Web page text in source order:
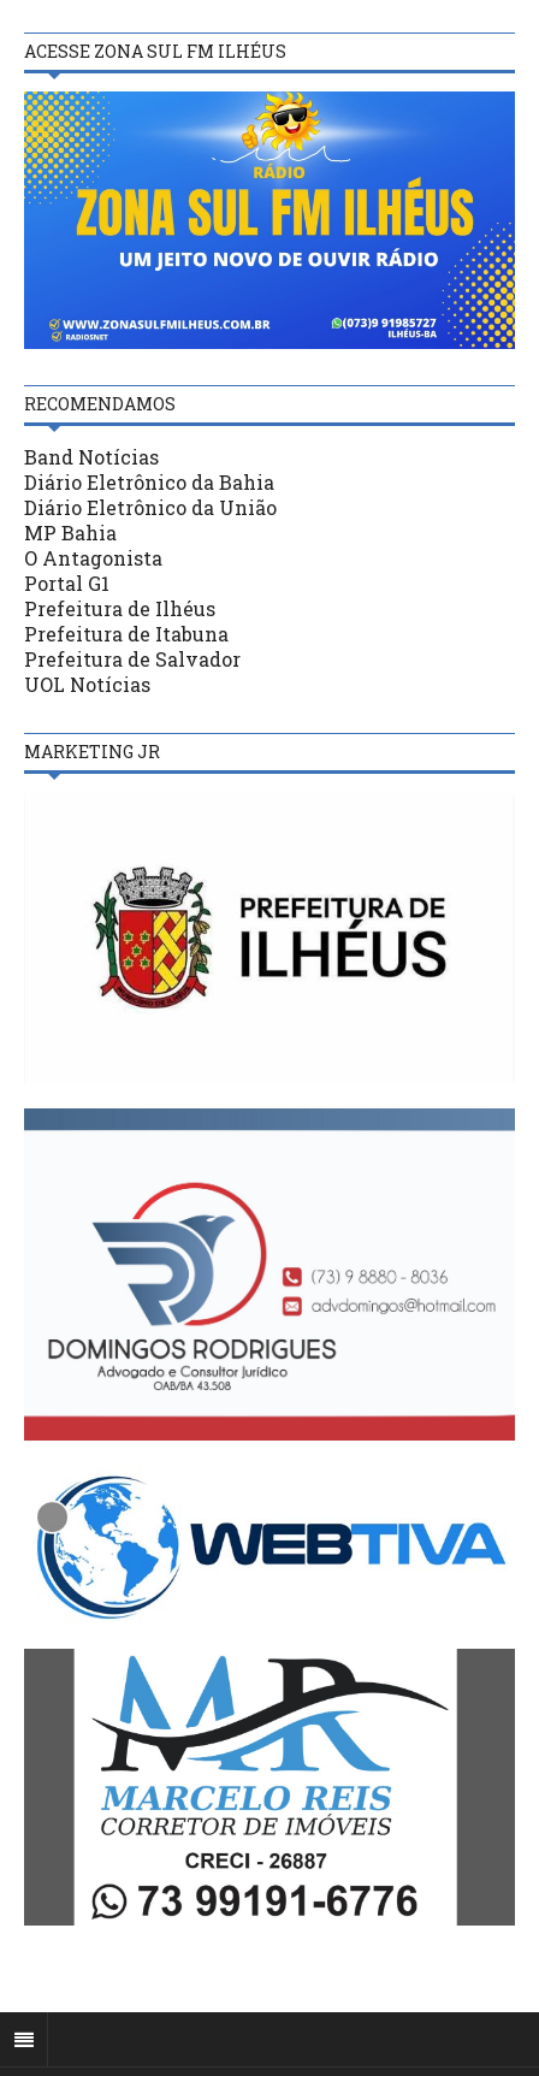
ACESSE ZONA SUL FM ILHÉUS
RECOMENDAMOS
Band Notícias
Diário Eletrônico da Bahia
Diário Eletrônico da União
MP Bahia
O Antagonista
Portal G1
Prefeitura de Ilhéus
Prefeitura de Itabuna
Prefeitura de Salvador
UOL Notícias
MARKETING JR